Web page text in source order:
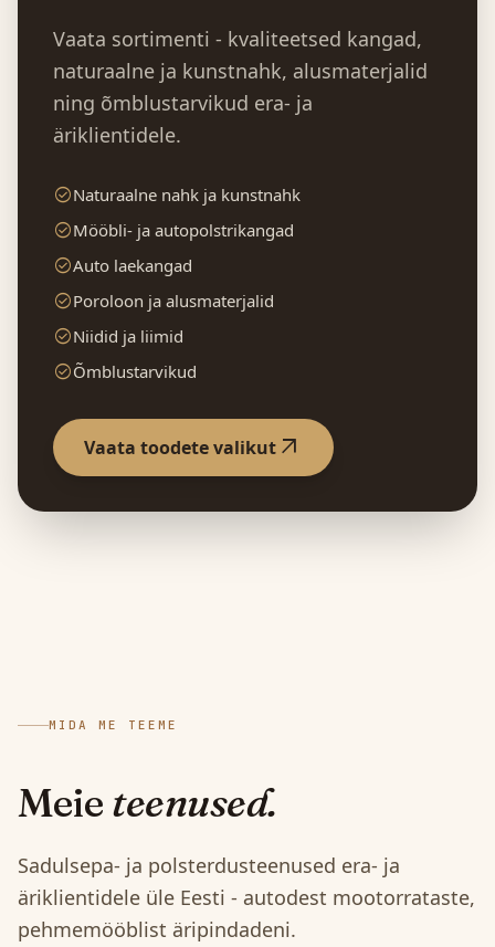
Vaata sortimenti - kvaliteetsed kangad,
naturaalne ja kunstnahk, alusmaterjalid
ning õmblustarvikud era- ja
äriklientidele.
check_circleNaturaalne nahk ja kunstnahk
check_circleMööbli- ja autopolstrikangad
check_circleAuto laekangad
check_circlePoroloon ja alusmaterjalid
check_circleNiidid ja liimid
check_circleÕmblustarvikud
Vaata toodete valikut arrow_outward
MIDA ME TEEME
Meie teenused.
Sadulsepa- ja polsterdusteenused era- ja
äriklientidele üle Eesti - autodest mootorrataste,
pehmemööblist äripindadeni.